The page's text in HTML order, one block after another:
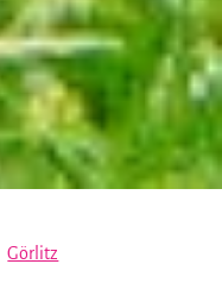
Görlitz